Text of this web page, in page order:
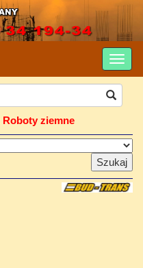
Roboty ziemne